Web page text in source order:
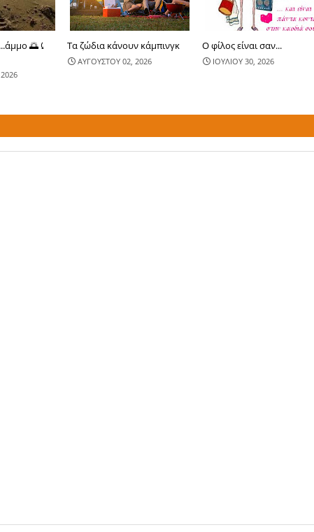
🌅⤹
Τα ζώδια κάνουν κάμπινγκ
ΑΥΓΟΥΣΤΟΥ 02, 2026
Ο φίλος είναι σαν...
ΙΟΥΛΙΟΥ 30, 2026